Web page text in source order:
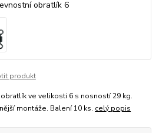
produkt
ve velikosti 6 s nosností 29 kg.
montáže. Balení 10 ks. celý popis